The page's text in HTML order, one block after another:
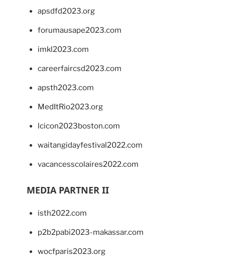
apsdfd2023.org
forumausape2023.com
imkl2023.com
careerfaircsd2023.com
apsth2023.com
MedItRio2023.org
lcicon2023boston.com
waitangidayfestival2022.com
vacancesscolaires2022.com
MEDIA PARTNER II
isth2022.com
p2b2pabi2023-makassar.com
wocfparis2023.org